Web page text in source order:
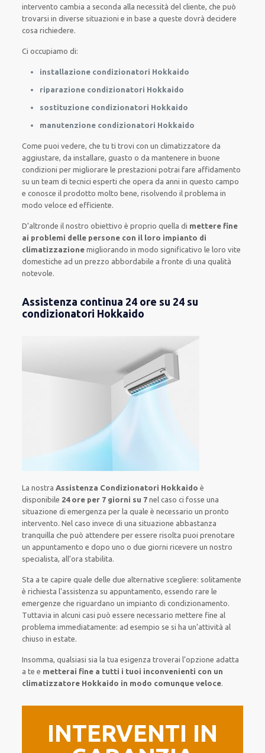
intervento cambia a seconda alla necessità del cliente, che può
trovarsi in diverse situazioni e in base a queste dovrà decidere
cosa richiedere.
Ci occupiamo di:
installazione condizionatori Hokkaido
riparazione condizionatori Hokkaido
sostituzione condizionatori Hokkaido
manutenzione condizionatori Hokkaido
Come puoi vedere, che tu ti trovi con un climatizzatore da
aggiustare, da installare, guasto o da mantenere in buone
condizioni per migliorare le prestazioni potrai fare affidamento
su un team di tecnici esperti che opera da anni in questo campo
e conosce il prodotto molto bene, risolvendo il problema in
modo veloce ed efficiente.
D’altronde il nostro obiettivo è proprio quella di mettere fine
ai problemi delle persone con il loro impianto di
climatizzazione migliorando in modo significativo le loro vite
domestiche ad un prezzo abbordabile a fronte di una qualità
notevole.
Assistenza continua 24 ore su 24 su
condizionatori Hokkaido
La nostraAssistenza Condizionatori Hokkaido è
disponibile 24 ore per 7 giorni su 7 nel caso ci fosse una
situazione di emergenza per la quale è necessario un pronto
intervento. Nel caso invece di una situazione abbastanza
tranquilla che può attendere per essere risolta puoi prenotare
un appuntamento e dopo uno o due giorni ricevere un nostro
specialista, all’ora stabilita.
Sta a te capire quale delle due alternative scegliere: solitamente
è richiesta l’assistenza su appuntamento, essendo rare le
emergenze che riguardano un impianto di condizionamento.
Tuttavia in alcuni casi può essere necessario mettere fine al
problema immediatamente: ad esempio se si ha un’attività al
chiuso in estate.
Insomma, qualsiasi sia la tua esigenza troverai l’opzione adatta
a te e metterai fine a tutti i tuoi inconvenienti con un
climatizzatore Hokkaido in modo comunque veloce.
INTERVENTI IN